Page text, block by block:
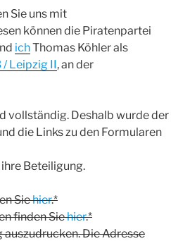
Sie uns mit
können die Piratenpartei
ichThomas Köhler als
/ Leipzig II, an der
vollständig. Deshalb wurde der
die Links zu den Formularen
Beteiligung.
Siehier.*
finden Siehier.*
Die Adresse